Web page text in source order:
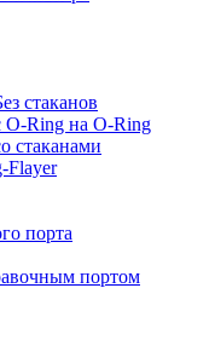
стаканов
O-Ring на O-Ring
стаканами
Flayer
порта
портом